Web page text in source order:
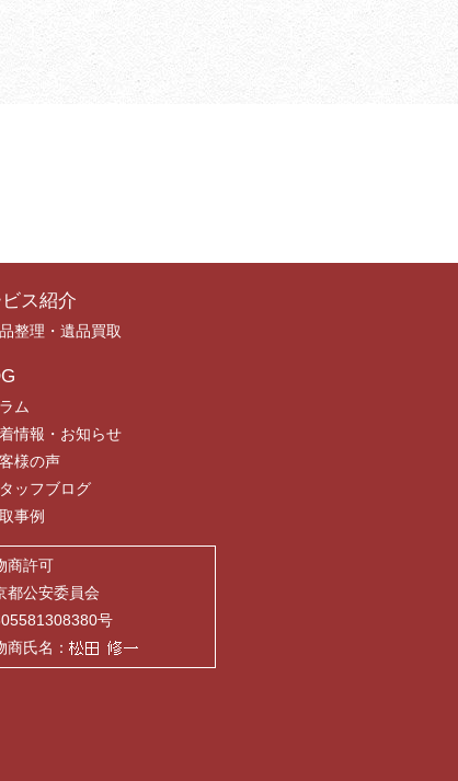
ス紹介
整理・遺品買取
ム
情報・お知らせ
様の声
ッフブログ
事例
商許可
都公安委員会
号
商氏名：